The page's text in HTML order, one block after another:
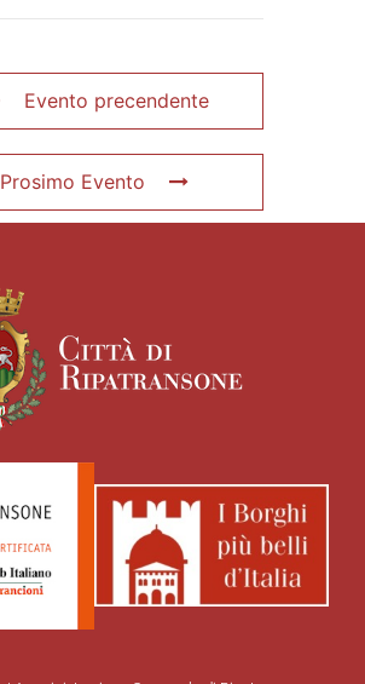
Evento precendente
Prosimo Evento